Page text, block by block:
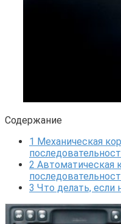
Содержание
1 Механическая
2 Автоматическая
3 Что делать, если